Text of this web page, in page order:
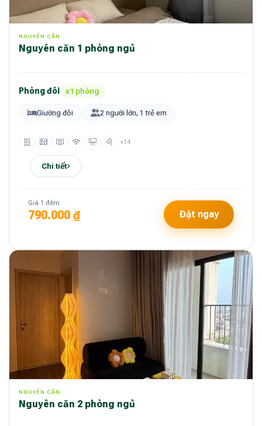
NGUYÊN CĂN
Nguyên căn 1 phòng ngủ
Phòng đôi x1 phòng
Giường đôi 2 người lớn, 1 trẻ em
+14
Chi tiết
Giá 1 đêm
790.000 ₫ Đặt ngay
NGUYÊN CĂN
Nguyên căn 2 phòng ngủ